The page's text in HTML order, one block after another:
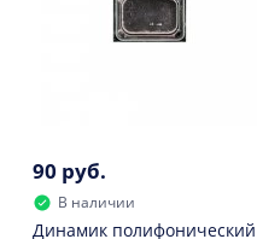
90 руб.
В наличии
Динамик полифонический